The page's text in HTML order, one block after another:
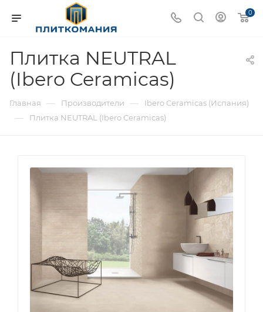
0
Плитка NEUTRAL
(Ibero Ceramicas)
Главная — Производители — Ibero Ceramicas (Испания)
— Плитка NEUTRAL (Ibero Ceramicas)